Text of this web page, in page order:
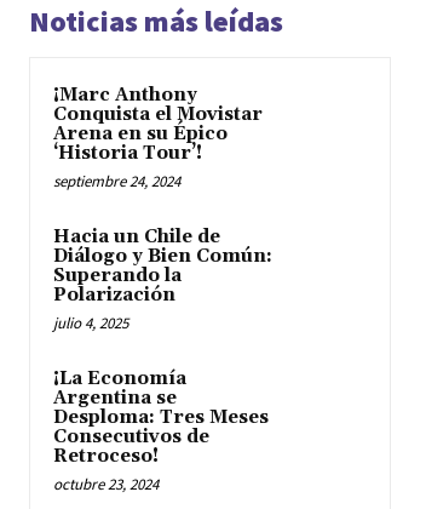
Noticias más leídas
¡Marc Anthony
Conquista el Movistar
Arena en su Épico
‘Historia Tour’!
septiembre 24, 2024
Hacia un Chile de
Diálogo y Bien Común:
Superando la
Polarización
julio 4, 2025
¡La Economía
Argentina se
Desploma: Tres Meses
Consecutivos de
Retroceso!
octubre 23, 2024